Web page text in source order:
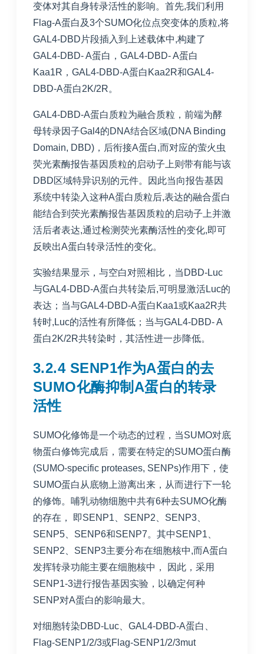
变体对其自身转录活性的影响。首先,我们利用
Flag-A蛋白及3个SUMO化位点突变体的质粒,将
GAL4-DBD片段插入到上述载体中,构建了
GAL4-DBD- A蛋白，GAL4-DBD- A蛋白
Kaa1R，GAL4-DBD-A蛋白Kaa2R和GAL4-
DBD-A蛋白2K/2R。
GAL4-DBD-A蛋白质粒为融合质粒，前端为酵
母转录因子Gal4的DNA结合区域(DNA Binding
Domain, DBD)，后衔接A蛋白,而对应的萤火虫
荧光素酶报告基因质粒的启动子上则带有能与该
DBD区域特异识别的元件。因此当向报告基因
系统中转染入这种A蛋白质粒后,表达的融合蛋白
能结合到荧光素酶报告基因质粒的启动子上并激
活后者表达,通过检测荧光素酶活性的变化,即可
反映出A蛋白转录活性的变化。
实验结果显示，与空白对照相比，当DBD-Luc
与GAL4-DBD-A蛋白共转染后,可明显激活Luc的
表达；当与GAL4-DBD-A蛋白Kaa1或Kaa2R共
转时,Luc的活性有所降低；当与GAL4-DBD- A
蛋白2K/2R共转染时，其活性进一步降低。
3.2.4 SENP1作为A蛋白的去
SUMO化酶抑制A蛋白的转录
活性
SUMO化修饰是一个动态的过程，当SUMO对底
物蛋白修饰完成后，需要在特定的SUMO蛋白酶
(SUMO-specific proteases, SENPs)作用下，使
SUMO蛋白从底物上游离出来，从而进行下一轮
的修饰。哺乳动物细胞中共有6种去SUMO化酶
的存在， 即SENP1、SENP2、SENP3、
SENP5、SENP6和SENP7。其中SENP1、
SENP2、SENP3主要分布在细胞核中,而A蛋白
发挥转录功能主要在细胞核中， 因此，采用
SENP1-3进行报告基因实验，以确定何种
SENP对A蛋白的影响最大。
对细胞转染DBD-Luc、GAL4-DBD-A蛋白、
Flag-SENP1/2/3或Flag-SENP1/2/3mut